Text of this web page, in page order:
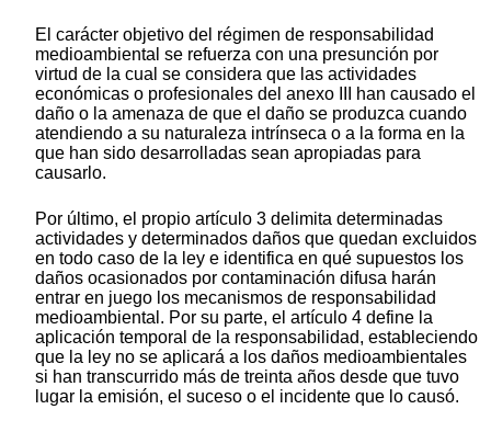
El carácter objetivo del régimen de responsabilidad
medioambiental se refuerza con una presunción por
virtud de la cual se considera que las actividades
económicas o profesionales del anexo III han causado el
daño o la amenaza de que el daño se produzca cuando
atendiendo a su naturaleza intrínseca o a la forma en la
que han sido desarrolladas sean apropiadas para
causarlo.
Por último, el propio artículo 3 delimita determinadas
actividades y determinados daños que quedan excluidos
en todo caso de la ley e identifica en qué supuestos los
daños ocasionados por contaminación difusa harán
entrar en juego los mecanismos de responsabilidad
medioambiental. Por su parte, el artículo 4 define la
aplicación temporal de la responsabilidad, estableciendo
que la ley no se aplicará a los daños medioambientales
si han transcurrido más de treinta años desde que tuvo
lugar la emisión, el suceso o el incidente que lo causó.